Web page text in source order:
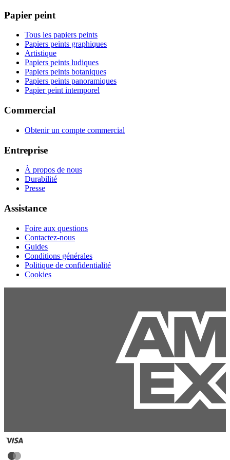
Papier peint
Tous les papiers peints
Papiers peints graphiques
Artistique
Papiers peints ludiques
Papiers peints botaniques
Papiers peints panoramiques
Papier peint intemporel
Commercial
Obtenir un compte commercial
Entreprise
À propos de nous
Durabilité
Presse
Assistance
Foire aux questions
Contactez-nous
Guides
Conditions générales
Politique de confidentialité
Cookies